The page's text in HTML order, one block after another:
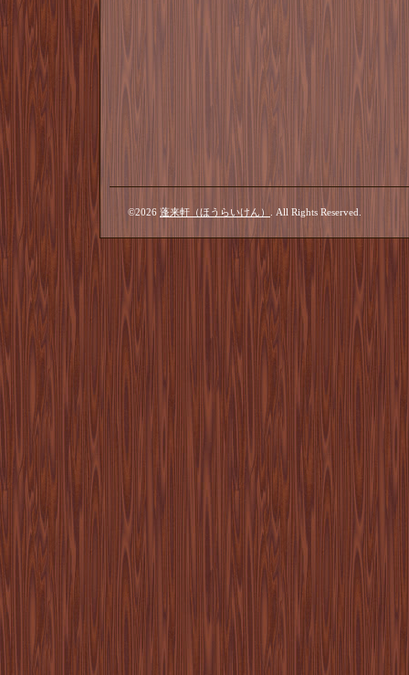
©2026 蓬来軒（ほうらいけん） . All Rights Reserved.